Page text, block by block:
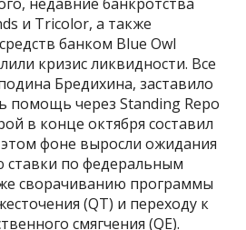
и Tricolor, а также
банком Blue Owl
кризис ликвидности. Все
Бредихина, заставило
помощь через Standing Repo
в конце октября составил
фоне выросли ожидания
по федеральным
сворачиванию программы
(QT) и переходу к
смягчения (QE).